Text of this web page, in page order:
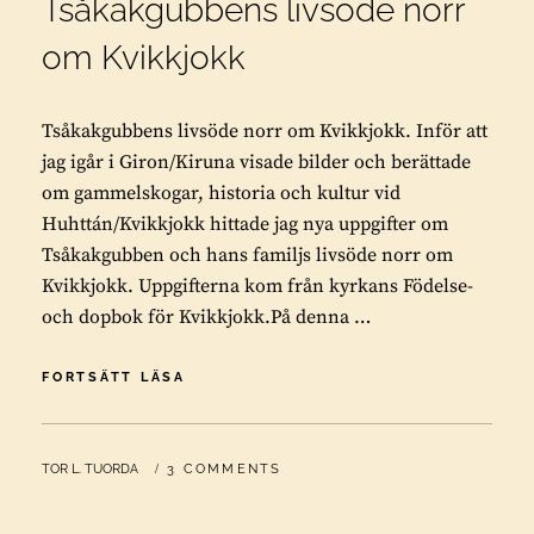
Tsåkakgubbens livsöde norr
om Kvikkjokk
Tsåkakgubbens livsöde norr om Kvikkjokk. Inför att
jag igår i Giron/Kiruna visade bilder och berättade
om gammelskogar, historia och kultur vid
Huhttán/Kvikkjokk hittade jag nya uppgifter om
Tsåkakgubben och hans familjs livsöde norr om
Kvikkjokk. Uppgifterna kom från kyrkans Födelse-
och dopbok för Kvikkjokk.På denna …
FORTSÄTT LÄSA
NORR
KVIKKJOKK
BY
TOR L. TUORDA 3 COMMENTS